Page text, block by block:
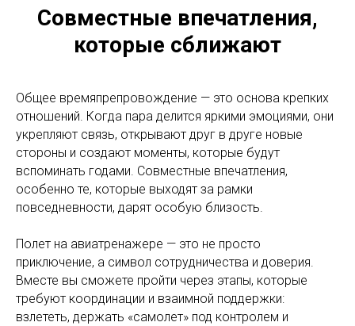
Совместные впечатления,
которые сближают
Общее времяпрепровождение — это основа крепких
отношений. Когда пара делится яркими эмоциями, они
укрепляют связь, открывают друг в друге новые
стороны и создают моменты, которые будут
вспоминать годами. Совместные впечатления,
особенно те, которые выходят за рамки
повседневности, дарят особую близость.
Полет на авиатренажере — это не просто
приключение, а символ сотрудничества и доверия.
Вместе вы сможете пройти через этапы, которые
требуют координации и взаимной поддержки:
взлететь, держать «самолет» под контролем и